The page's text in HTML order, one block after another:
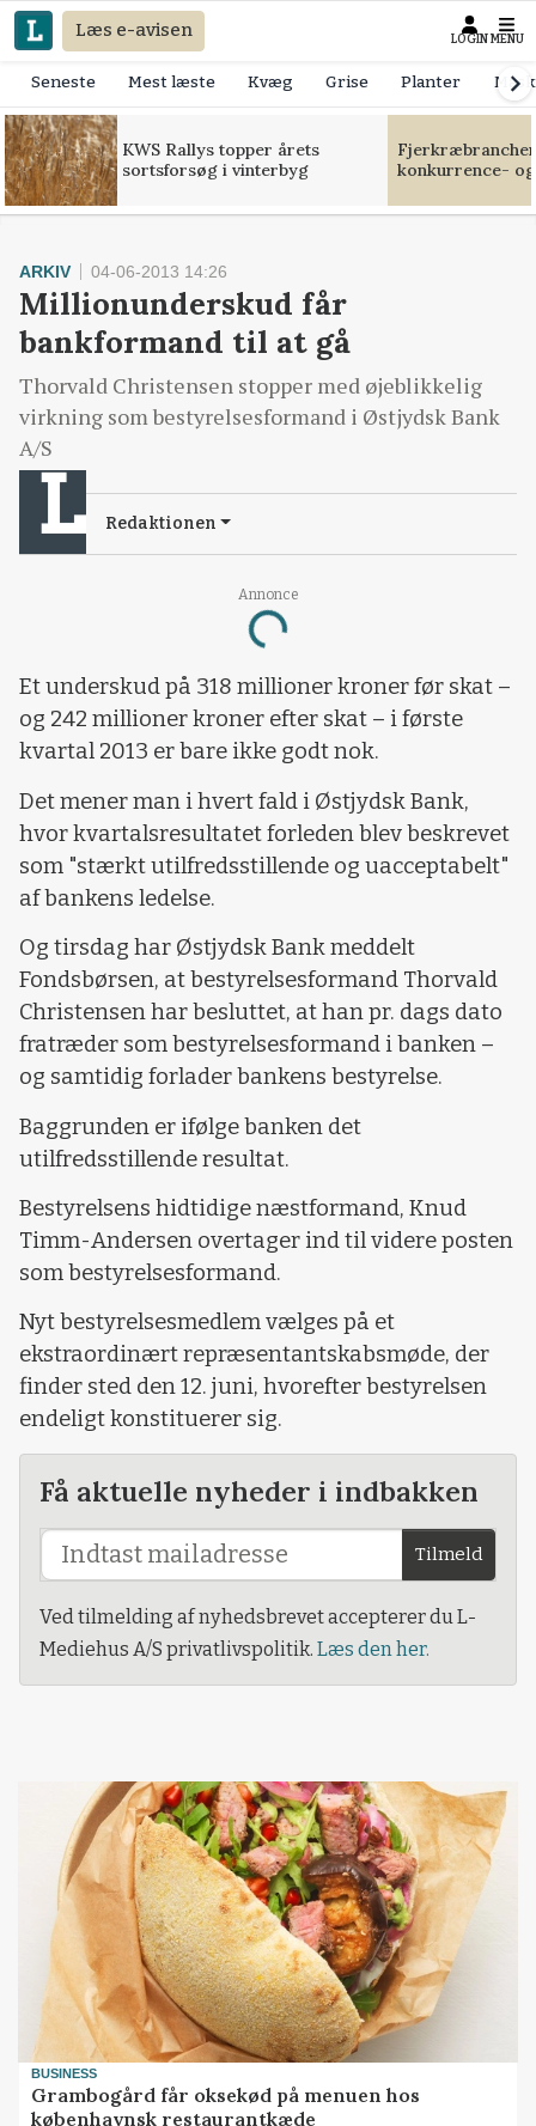
Læs e-avisen LOGIN MENU
Seneste Mest læste Kvæg Grise Planter
KWS Rallys topper årets
sortsforsøg i vinterbyg
konkurrence-
Annonce
Loading...
ARKIV 04-06-2013 14:26
Millionunderskud får
bankformand til at gå
Thorvald Christensen stopper med øjeblikkelig
virkning som bestyrelsesformand i Østjydsk Bank
A/S
Redaktionen
Et underskud på 318 millioner kroner før skat –
og 242 millioner kroner efter skat – i første
kvartal 2013 er bare ikke godt nok.
Det mener man i hvert fald i Østjydsk Bank,
hvor kvartalsresultatet forleden blev beskrevet
som "stærkt utilfredsstillende og uacceptabelt"
af bankens ledelse.
Og tirsdag har Østjydsk Bank meddelt
Fondsbørsen, at bestyrelsesformand Thorvald
Christensen har besluttet, at han pr. dags dato
fratræder som bestyrelsesformand i banken –
og samtidig forlader bankens bestyrelse.
Baggrunden er ifølge banken det
utilfredsstillende resultat.
Bestyrelsens hidtidige næstformand, Knud
Timm-Andersen overtager ind til videre posten
som bestyrelsesformand.
Nyt bestyrelsesmedlem vælges på et
ekstraordinært repræsentantskabsmøde, der
finder sted den 12. juni, hvorefter bestyrelsen
endeligt konstituerer sig.
Få aktuelle nyheder i indbakken
Tilmeld
Ved tilmelding af nyhedsbrevet accepterer du L-
Mediehus A/S privatlivspolitik. Læs den her.
BUSINESS
Grambogård får oksekød på menuen hos
københavnsk restaurantkæde